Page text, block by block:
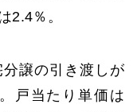
2.4％。
譲の引き渡しが
戸当たり単価は